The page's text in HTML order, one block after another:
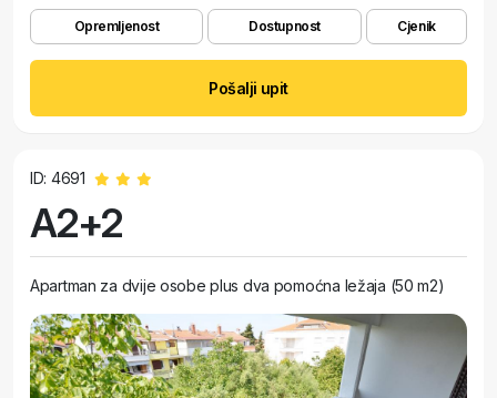
Opremljenost Dostupnost Cjenik
Pošalji upit
ID: 4691
A2+2
Apartman za dvije osobe plus dva pomoćna ležaja (50 m2)